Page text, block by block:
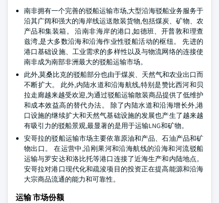
南非拥有一个完善的驳船运输市场,大型沿海驳船业务服务于
沿其广阔和强大的海岸线运送散装货物,包括煤炭、矿物、农
产品和集装箱。 沿南非海岸的港口,如德班、开普敦和理查
兹湾,是大多数沿海和沿海作业性驳船活动的枢纽。 先进的
港口基础设施、工业需求的多样性以及与物流网络的连接使
南非成为南部非洲最大的驳船运输市场。
此外,莫桑比克的驳船部分也由于煤炭、天然气和农业出口而
不断扩大。 此外,内陆水道和沿海航线,特别是赞比西河和贝
拉走廊越来越受欢迎,为通过驳船运输散装商品提供了低维护
和成本效益高的替代办法。 除了内陆水道和沿海增长外,港
口设施的继续扩大和天然气基础设施的发展也产生了越来越
有吸引力的驳船景观,最显著的是用于运输LNG和矿物。
安哥拉的驳船运输市场主要依靠原油和产品、石油产品和矿
物出口。 在运营中,沿刚果河和沿海航线的沿海和河流驳船
运输与罗安达和洛比托等港口连接了近海生产和内陆地点。
安哥拉对港口现代化和疏浚项目的投资正在提高能源和沿海
大宗商品流通的能力和可靠性。
运输 市场份额